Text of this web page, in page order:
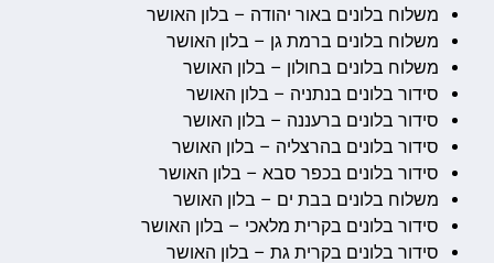
משלוח בלונים באור יהודה – בלון האושר
משלוח בלונים ברמת גן – בלון האושר
משלוח בלונים בחולון – בלון האושר
סידור בלונים בנתניה – בלון האושר
סידור בלונים ברעננה – בלון האושר
סידור בלונים בהרצליה – בלון האושר
סידור בלונים בכפר סבא – בלון האושר
משלוח בלונים בבת ים – בלון האושר
סידור בלונים בקרית מלאכי – בלון האושר
סידור בלונים בקרית גת – בלון האושר